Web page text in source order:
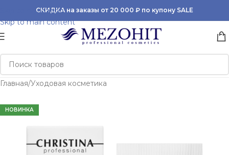
Skip to navigation
Skip to main content
СКИДКА на заказы от 20 000 ₽ по купону SALE
Главная/Уходовая косметика
НОВИНКА